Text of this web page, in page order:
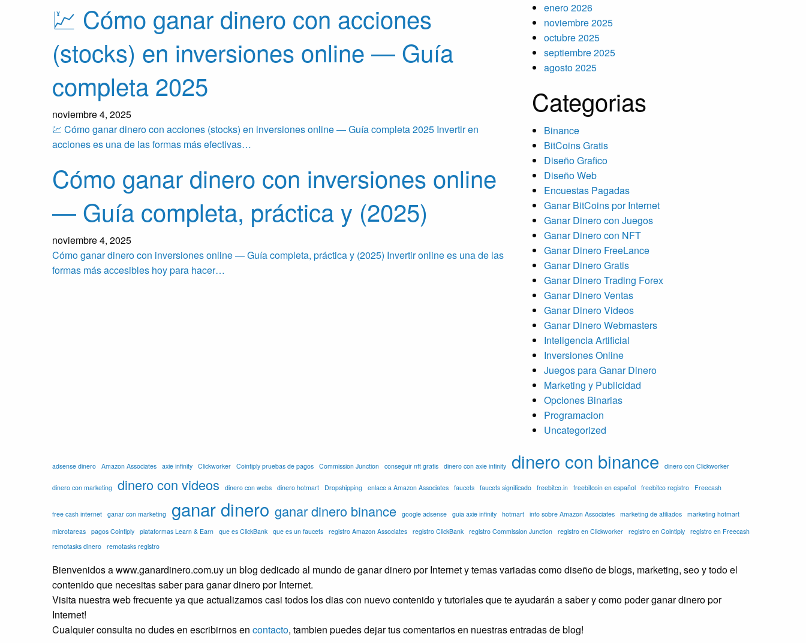
💹 Cómo ganar dinero con acciones
(stocks) en inversiones online — Guía
completa 2025
noviembre 4, 2025
💹 Cómo ganar dinero con acciones (stocks) en inversiones online — Guía completa 2025 Invertir en
acciones es una de las formas más efectivas…
Cómo ganar dinero con inversiones online
— Guía completa, práctica y (2025)
noviembre 4, 2025
Cómo ganar dinero con inversiones online — Guía completa, práctica y (2025) Invertir online es una de las
formas más accesibles hoy para hacer…
enero 2026
noviembre 2025
octubre 2025
septiembre 2025
agosto 2025
Categorias
Binance
BitCoins Gratis
Diseño Grafico
Diseño Web
Encuestas Pagadas
Ganar BitCoins por Internet
Ganar Dinero con Juegos
Ganar Dinero con NFT
Ganar Dinero FreeLance
Ganar Dinero Gratis
Ganar Dinero Trading Forex
Ganar Dinero Ventas
Ganar Dinero Videos
Ganar Dinero Webmasters
Inteligencia Artificial
Inversiones Online
Juegos para Ganar Dinero
Marketing y Publicidad
Opciones Binarias
Programacion
Uncategorized
adsense dinero Amazon Associates axie infinity Clickworker Cointiply pruebas de pagos Commission Junction conseguir nft gratis dinero con axie infinity dinero con binance dinero con Clickworker
dinero con marketing dinero con videos dinero con webs dinero hotmart Dropshipping enlace a Amazon Associates faucets faucets significado freebitco.in freebitcoin en español freebitco registro Freecash
free cash internet ganar con marketing ganar dinero ganar dinero binance google adsense guia axie infinity hotmart info sobre Amazon Associates marketing de afiliados marketing hotmart
microtareas pagos Cointiply plataformas Learn & Earn que es ClickBank que es un faucets registro Amazon Associates registro ClickBank registro Commission Junction registro en Clickworker registro en Cointiply registro en Freecash
remotasks dinero remotasks registro
Bienvenidos a www.ganardinero.com.uy un blog dedicado al mundo de ganar dinero por Internet y temas variadas como diseño de blogs, marketing, seo y todo el
contenido que necesitas saber para ganar dinero por Internet.
Visita nuestra web frecuente ya que actualizamos casi todos los dias con nuevo contenido y tutoriales que te ayudarán a saber y como poder ganar dinero por
Internet!
Cualquier consulta no dudes en escribirnos en contacto, tambien puedes dejar tus comentarios en nuestras entradas de blog!